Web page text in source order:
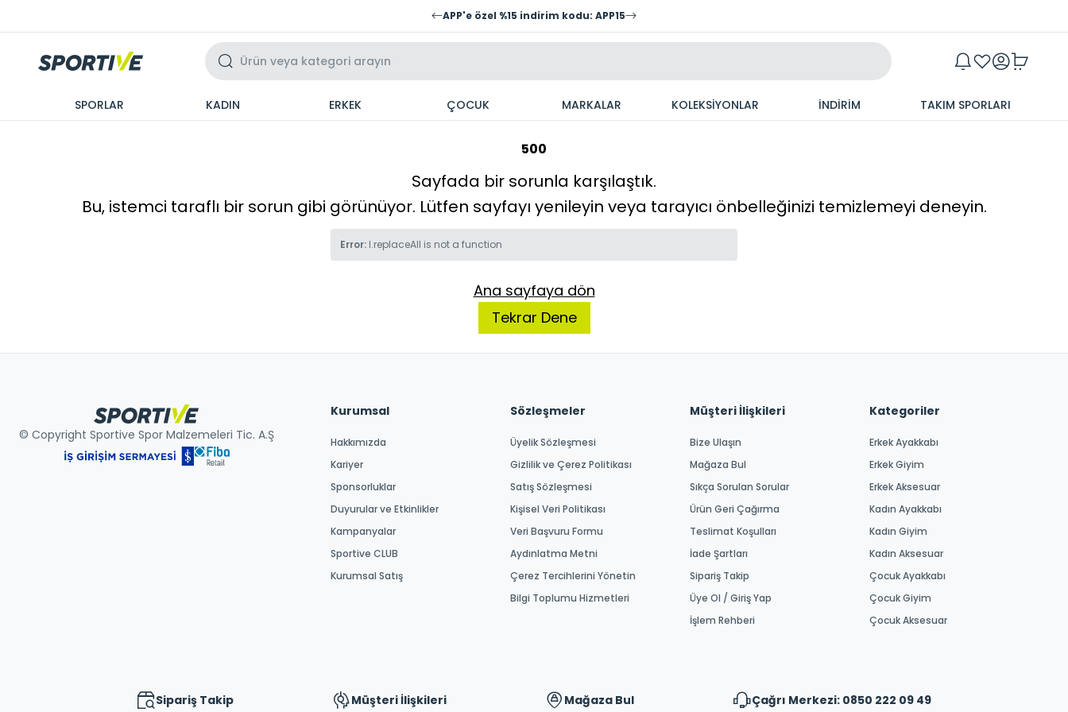
APP'e özel %15 indirim kodu: APP15
SPORLAR KADIN ERKEK ÇOCUK MARKALAR KOLEKSİYONLAR İNDİRİM TAKIM SPORLARI
500
Sayfada bir sorunla karşılaştık.
Bu, istemci taraflı bir sorun gibi görünüyor. Lütfen sayfayı yenileyin veya tarayıcı önbelleğinizi temizlemeyi deneyin.
Error: l.replaceAll is not a function
Ana sayfaya dön
Tekrar Dene
© Copyright Sportive Spor Malzemeleri Tic. A.Ş
Kurumsal
Hakkımızda
Kariyer
Sponsorluklar
Duyurular ve Etkinlikler
Kampanyalar
Sportive CLUB
Kurumsal Satış
Sözleşmeler
Üyelik Sözleşmesi
Gizlilik ve Çerez Politikası
Satış Sözleşmesi
Kişisel Veri Politikası
Veri Başvuru Formu
Aydınlatma Metni
Çerez Tercihlerini Yönetin
Bilgi Toplumu Hizmetleri
Müşteri İlişkileri
Bize Ulaşın
Mağaza Bul
Sıkça Sorulan Sorular
Ürün Geri Çağırma
Teslimat Koşulları
İade Şartları
Sipariş Takip
Üye Ol / Giriş Yap
İşlem Rehberi
Kategoriler
Erkek Ayakkabı
Erkek Giyim
Erkek Aksesuar
Kadın Ayakkabı
Kadın Giyim
Kadın Aksesuar
Çocuk Ayakkabı
Çocuk Giyim
Çocuk Aksesuar
Sipariş Takip Müşteri İlişkileri Mağaza Bul Çağrı Merkezi: 0850 222 09 49